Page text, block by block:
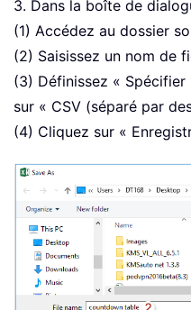
3. Dans la boîte de
(1) Accédez au dossier
(2) Saisissez un nom de
(3) Définissez «
sur « CSV (séparé par
(4) Cliquez sur «